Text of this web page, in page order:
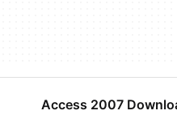
Access 2007